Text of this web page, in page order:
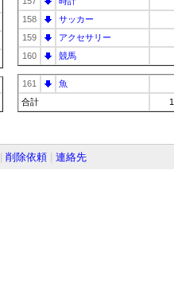
158
サッカー
159
アクセサリー
160
競馬
161
魚
合計
削除依頼 連絡先